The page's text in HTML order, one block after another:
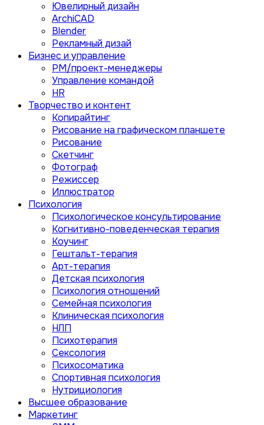
Ювелирный дизайн
ArchiCAD
Blender
Рекламный дизай
Бизнес и управление
PM/проект-менеджеры
Управление командой
HR
Творчество и контент
Копирайтинг
Рисование на графическом планшете
Рисование
Скетчинг
Фотограф
Режиссер
Иллюстратор
Психология
Психологическое консультирование
Когнитивно-поведенческая терапия
Коучинг
Гештальт-терапия
Арт-терапия
Детская психология
Психология отношений
Семейная психология
Клиническая психология
НЛП
Психотерапия
Сексология
Психосоматика
Спортивная психология
Нутрициология
Высшее образование
Маркетинг